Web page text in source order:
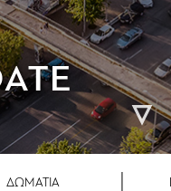
ΔΩΜΑΤΙΑ